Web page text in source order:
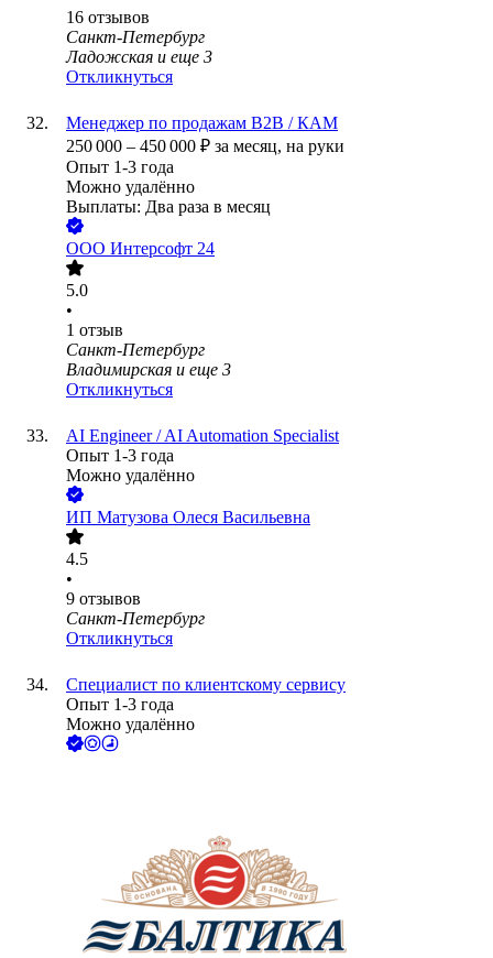
16 отзывов
Санкт-Петербург
Ладожская и еще 3
Откликнуться
Менеджер по продажам В2В / КАМ
250 000 – 450 000 ₽ за месяц, на руки
Опыт 1-3 года
Можно удалённо
Выплаты: Два раза в месяц
ООО Интерсофт 24
5.0
•
1 отзыв
Санкт-Петербург
Владимирская и еще 3
Откликнуться
AI Engineer / AI Automation Specialist
Опыт 1-3 года
Можно удалённо
ИП Матузова Олеся Васильевна
4.5
•
9 отзывов
Санкт-Петербург
Откликнуться
Специалист по клиентскому сервису
Опыт 1-3 года
Можно удалённо